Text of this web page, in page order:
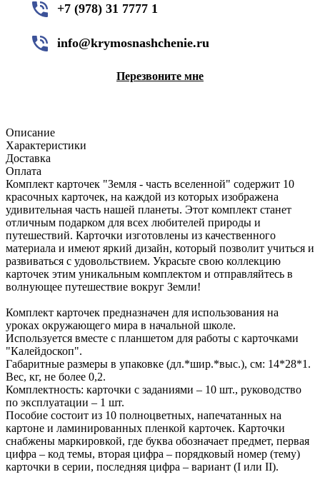
+7 (978) 31 7777 1
info@krymosnashchenie.ru
Перезвоните мне
Описание
Характеристики
Доставка
Оплата
Комплект карточек "Земля - часть вселенной" содержит 10
красочных карточек, на каждой из которых изображена
удивительная часть нашей планеты. Этот комплект станет
отличным подарком для всех любителей природы и
путешествий. Карточки изготовлены из качественного
материала и имеют яркий дизайн, который позволит учиться и
развиваться с удовольствием. Украсьте свою коллекцию
карточек этим уникальным комплектом и отправляйтесь в
волнующее путешествие вокруг Земли!
Комплект карточек предназначен для использования на
уроках окружающего мира в начальной школе.
Используется вместе с планшетом для работы с карточками
"Калейдоскоп".
Габаритные размеры в упаковке (дл.*шир.*выс.), см: 14*28*1.
Вес, кг, не более 0,2.
Комплектность: карточки с заданиями – 10 шт., руководство
по эксплуатации – 1 шт.
Пособие состоит из 10 полноцветных, напечатанных на
картоне и ламинированных пленкой карточек. Карточки
снабжены маркировкой, где буква обозначает предмет, первая
цифра – код темы, вторая цифра – порядковый номер (тему)
карточки в серии, последняя цифра – вариант (I или II).